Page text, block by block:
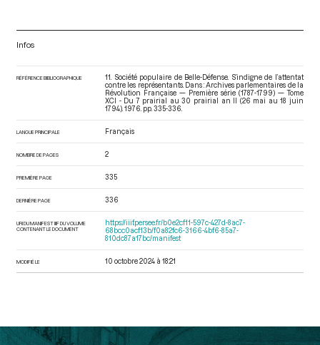
Infos
RÉFÉRENCE BIBLIOGRAPHIQUE
11. Société populaire de Belle-Défense. S’indigne de l’attentat
contre les représentants. Dans : Archives parlementaires de la
Révolution Française — Première série (1787-1799) — Tome
XCI - Du 7 prairial au 30 prairial an II (26 mai au 18 juin
1794) . 1976. pp. 335-336.
LANGUE PRINCIPALE Français
NOMBRE DE PAGES 2
PREMIÈRE PAGE 335
DERNIÈRE PAGE 336
URI DU MANIFEST IIIF DU VOLUME
CONTENANT LE DOCUMENT
https://iiif.persee.fr/b0e2cf11-597c-427d-8ac7-
68bcc0acf13b/f0a82fc6-3166-4bf6-85a7-
810dc87a17bc/manifest
MODIFIÉ LE 10 octobre 2024 à 18:21